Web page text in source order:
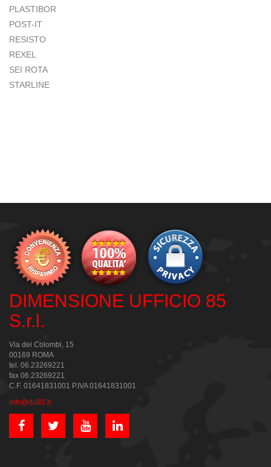
PLASTIBOR
POST-IT
RESISTO
REXEL
SEI ROTA
STARLINE
DIMENSIONE UFFICIO 85
S.r.l.
Via dei Colombi, 15
00169 ROMA
tel. 06.23269221
fax 06.23269221
C.F. 01641831001 P.IVA 01641831001
info@du85.it